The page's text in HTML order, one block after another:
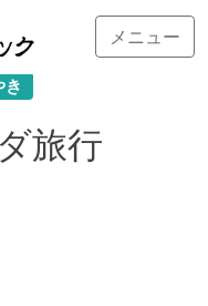
メニュー
き
旅行